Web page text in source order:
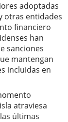
adoptadas
otras entidades
financiero
han
sanciones
mantengan
incluidas en
atraviesa
últimas